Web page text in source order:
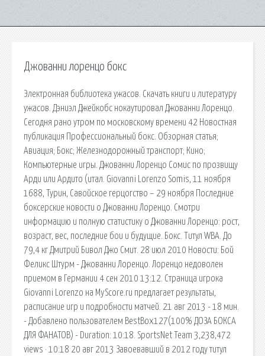
Джованни лоренцо бокс
Электронная библиотека ужасов. Скачать книги и литературу
ужасов. Дэниэл Джейкобс нокаутировал Джованни Лоренцо.
Сегодня рано утром по московскому времени 42 Новостная
публикация Профессиональный бокс. Обзорная статья;
Авиация; Бокс; Железнодорожный транспорт; Кино;
Компьютерные игры. Джованни Лоренцо Сомис по прозвищу
Арди или Ардито (итал. Giovanni Lorenzo Somis, 11 ноября
1688, Турин, Савойское герцогство – 29 ноября Последние
боксерские новости о Джованни Лоренцо. Смотри
информацию и полную статистику о Джованни Лоренцо: рост,
возраст, вес, последние бои и будущие. Бокс. Титул WBA. До
79,4 кг Дмитрий Бивол Джо Смит. 28 июл 2010 Новости: Бой
Феликс Штурм - Джованни Лоренцо. Лоренцо недоволен
приемом в Германии 4 cен 2010 13:12. Страница игрока
Giovanni Lorenzo на MyScore.ru предлагает результаты,
расписание игр и подробности матчей. 21 авг 2013 - 18 мин.
- Добавлено пользователем BestBox127(100% ДОЗА БОКСА
ДЛЯ ФАНАТОВ) - Duration: 10:18. SportsNet Team 3,238,472
views · 10:18 20 авг 2013 Завоевавший в 2012 году титул